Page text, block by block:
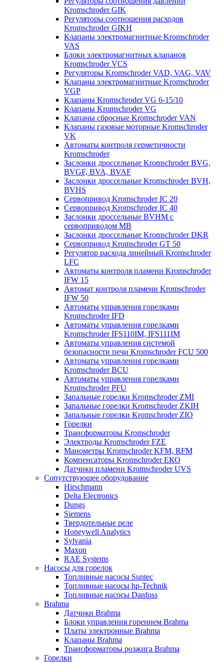
Kromschroder GIK
Регуляторы соотношения расходов
Kromschroder GIKH
Клапаны электромагнитные Kromschroder
VAS
Блоки электромагнитных клапанов
Kromschroder VCS
Регуляторы Kromschroder VAD, VAG, VAV
Клапаны электромагнитные Kromschroder
VGP
Клапаны Kromschroder VG 6-15/10
Клапаны Kromschroder VG
Клапаны сбросные Kromschroder VAN
Клапаны газовые моторные Kromschroder
VK
Автоматы контроля герметичности
Kromschroder
Заслонки дроссельные Kromschroder BVG,
BVGF, BVA, BVAF
Заслонки дроссельные Kromschroder BVH,
BVHS
Сервопривод Kromschroder IC 20
Сервопривод Kromschroder IC 40
Заслонки дроссельные BVHM с
сервоприводом МВ
Заслонки дроссельные Kromschroder DKR
Cервопривод Kromschroder GT 50
Регулятор расхода линейный Kromschroder
LFC
Автоматы контроля пламени Kromschroder
IFW 15
Автомат контроля пламени Kromschroder
IFW 50
Автоматы управления горелками
Kromschroder IFD
Автоматы управления горелками
Kromschroder IFS110IM, IFS111IM
Автоматы управления системой
безопасности печи Kromschroder FCU 500
Автоматы управления горелками
Kromschroder BCU
Автоматы управления горелками
Kromschroder PFU
Запальные горелки Kromschroder ZМI
Запальные горелки Kromschroder ZKIH
Запальные горелки Kromschroder ZIO
Горелки
Трансформаторы Kromschroder
Электроды Kromschroder FZE
Манометры Kromschroder KFM, RFM
Компенсаторы Kromschroder ЕКО
Датчики пламени Kromschroder UVS
Сопутствующее оборудование
Hirschmann
Delta Electronics
Dungs
Siemens
Твердотельные реле
Honeywell Analytics
Sylvania
Maxon
RAE Systems
Насосы для горелок
Топливные насосы Suntec
Топливные насосы hp-Technik
Топливные насосы Danfoss
Brahma
Датчики Brahma
Блоки управления горением Brahma
Платы электронные Brahma
Клапаны Brahma
Трансформаторы розжига Brahma
Горелки